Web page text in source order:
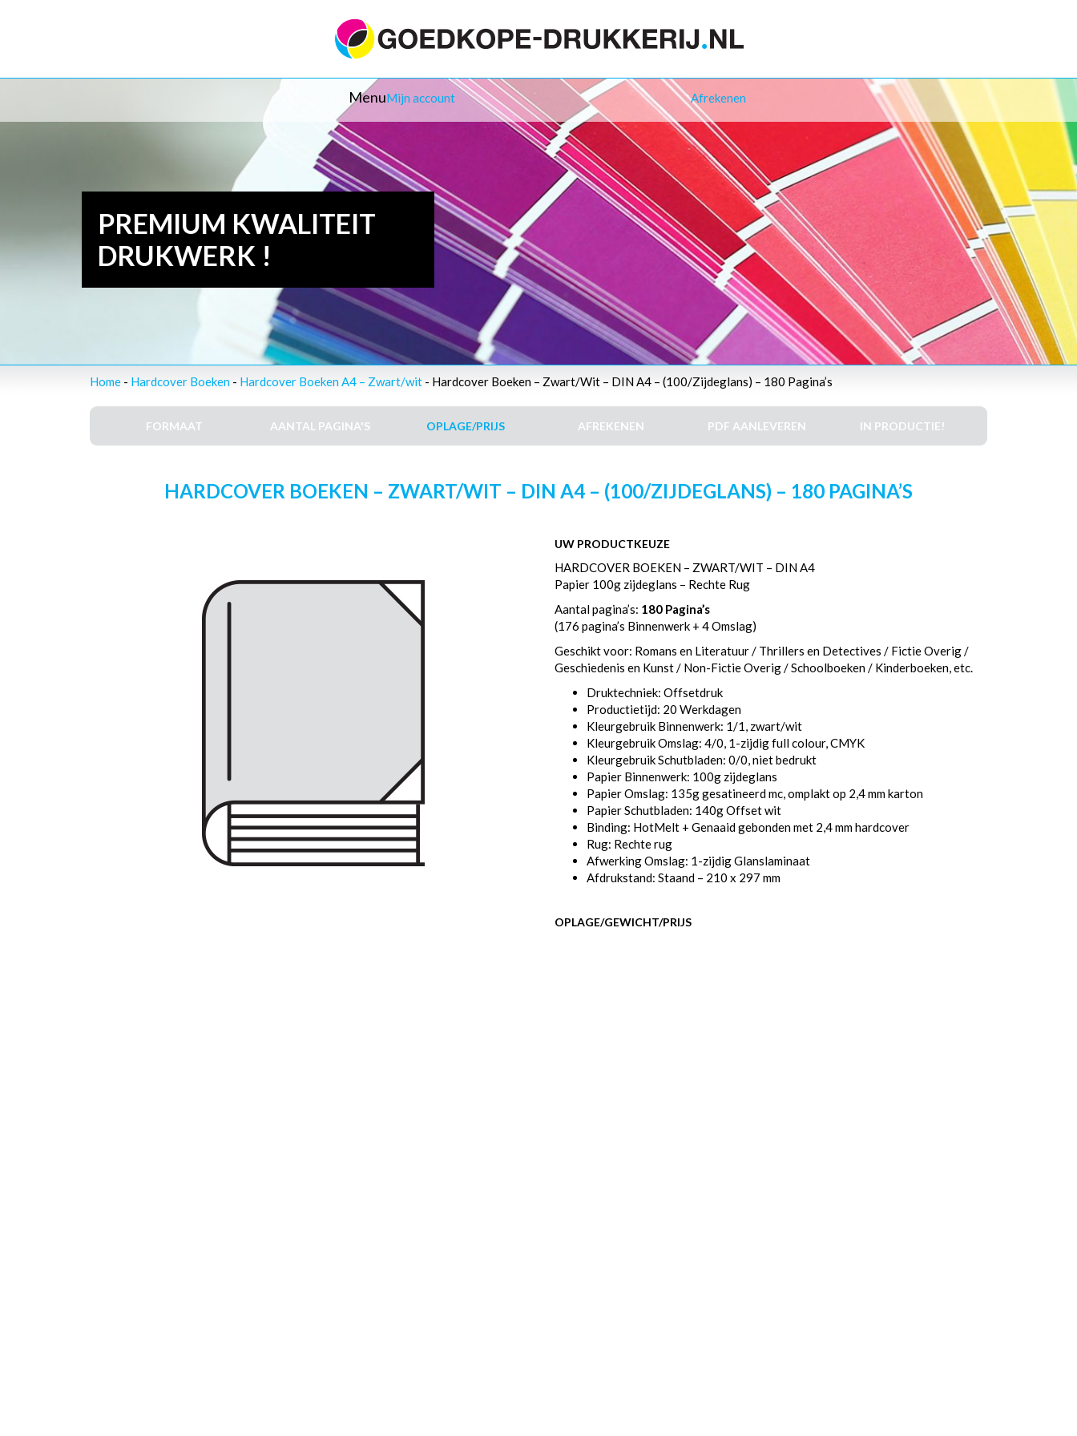
MenuMijn account Afrekenen
PREMIUM KWALITEIT
DRUKWERK !
Home - Hardcover Boeken - Hardcover Boeken A4 – Zwart/wit - Hardcover Boeken – Zwart/Wit – DIN A4 – (100/Zijdeglans) – 180 Pagina’s
FORMAAT AANTAL PAGINA'S OPLAGE/PRIJS AFREKENEN PDF AANLEVEREN IN PRODUCTIE!
HARDCOVER BOEKEN – ZWART/WIT – DIN A4 – (100/ZIJDEGLANS) – 180 PAGINA’S
UW PRODUCTKEUZE
HARDCOVER BOEKEN – ZWART/WIT – DIN A4
Papier 100g zijdeglans – Rechte Rug
Aantal pagina’s: 180 Pagina’s
(176 pagina’s Binnenwerk + 4 Omslag)
Geschikt voor: Romans en Literatuur / Thrillers en Detectives / Fictie Overig /
Geschiedenis en Kunst / Non-Fictie Overig / Schoolboeken / Kinderboeken, etc.
Druktechniek: Offsetdruk
Productietijd: 20 Werkdagen
Kleurgebruik Binnenwerk: 1/1, zwart/wit
Kleurgebruik Omslag: 4/0, 1-zijdig full colour, CMYK
Kleurgebruik Schutbladen: 0/0, niet bedrukt
Papier Binnenwerk: 100g zijdeglans
Papier Omslag: 135g gesatineerd mc, omplakt op 2,4 mm karton
Papier Schutbladen: 140g Offset wit
Binding: HotMelt + Genaaid gebonden met 2,4 mm hardcover
Rug: Rechte rug
Afwerking Omslag: 1-zijdig Glanslaminaat
Afdrukstand: Staand – 210 x 297 mm
OPLAGE/GEWICHT/PRIJS